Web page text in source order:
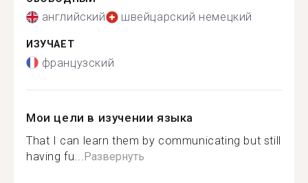
английский швейцарский немецкий
ИЗУЧАЕТ
французский
Мои цели в изучении языка
That I can learn them by communicating but still
having fu... Развернуть